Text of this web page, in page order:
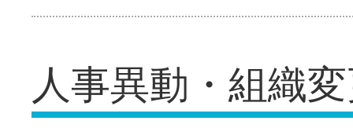
人事異動・組織